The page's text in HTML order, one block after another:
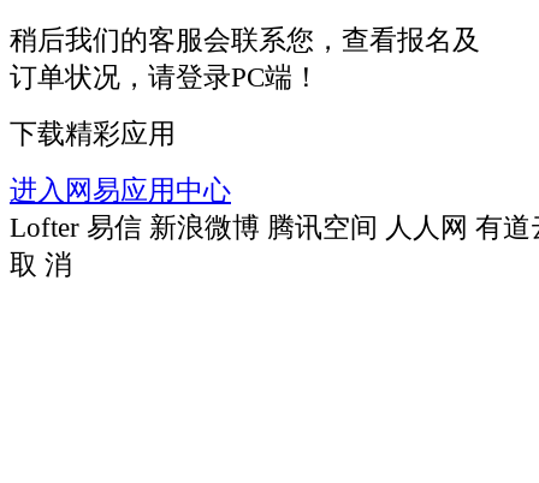
稍后我们的客服会联系您，查看报名及
订单状况，请登录PC端！
下载精彩应用
进入网易应用中心
Lofter 易信 新浪微博 腾讯空间 人人网 有道
取 消